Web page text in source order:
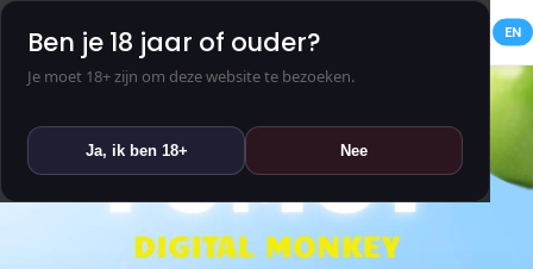
Ben je 18 jaar of ouder?
Je moet 18+ zijn om deze website te bezoeken.
Ja, ik ben 18+ Nee
EN